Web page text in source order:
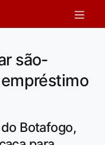
são-
Botafogo,